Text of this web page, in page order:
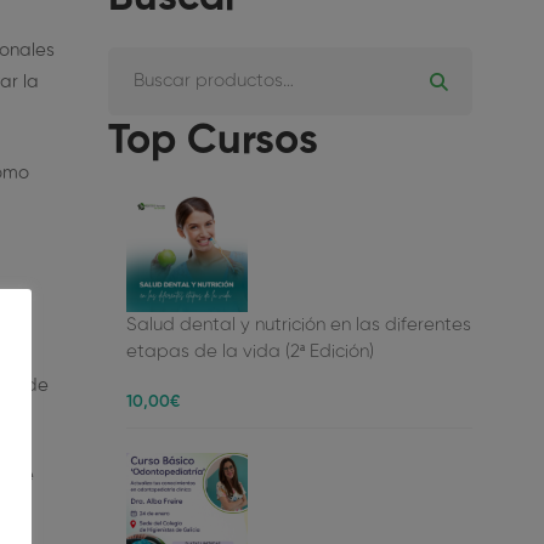
la
de
Top Cursos
Salud dental y nutrición en las diferentes
etapas de la vida (2ª Edición)
10,00€